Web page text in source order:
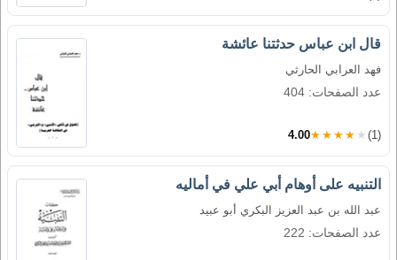
قال ابن عباس حدثتنا عائشة
فهد العرابي الحارثي
عدد الصفحات: 404
4.00★★★★★ (1)
التنبيه على أوهام أبي علي في أماليه
عبد الله بن عبد العزيز البكري أبو عبيد
عدد الصفحات: 222